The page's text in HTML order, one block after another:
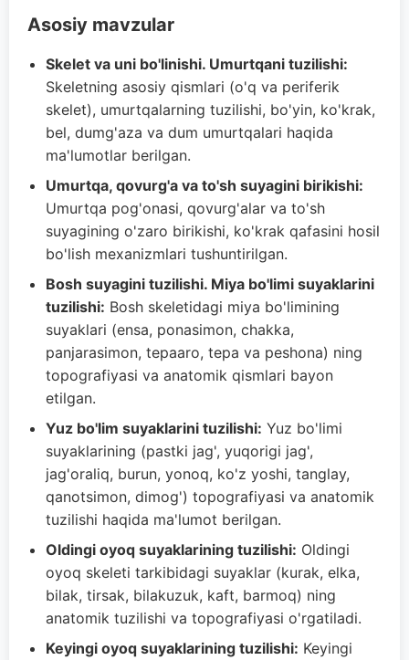
Asosiy mavzular
Skelet va uni bo'linishi. Umurtqani tuzilishi:
Skeletning asosiy qismlari (o'q va periferik
skelet), umurtqalarning tuzilishi, bo'yin, ko'krak,
bel, dumg'aza va dum umurtqalari haqida
ma'lumotlar berilgan.
Umurtqa, qovurg'a va to'sh suyagini birikishi:
Umurtqa pog'onasi, qovurg'alar va to'sh
suyagining o'zaro birikishi, ko'krak qafasini hosil
bo'lish mexanizmlari tushuntirilgan.
Bosh suyagini tuzilishi. Miya bo'limi suyaklarini
tuzilishi: Bosh skeletidagi miya bo'limining
suyaklari (ensa, ponasimon, chakka,
panjarasimon, tepaaro, tepa va peshona) ning
topografiyasi va anatomik qismlari bayon
etilgan.
Yuz bo'lim suyaklarini tuzilishi: Yuz bo'limi
suyaklarining (pastki jag', yuqorigi jag',
jag'oraliq, burun, yonoq, ko'z yoshi, tanglay,
qanotsimon, dimog') topografiyasi va anatomik
tuzilishi haqida ma'lumot berilgan.
Oldingi oyoq suyaklarining tuzilishi: Oldingi
oyoq skeleti tarkibidagi suyaklar (kurak, elka,
bilak, tirsak, bilakuzuk, kaft, barmoq) ning
anatomik tuzilishi va topografiyasi o'rgatiladi.
Keyingi oyoq suyaklarining tuzilishi: Keyingi